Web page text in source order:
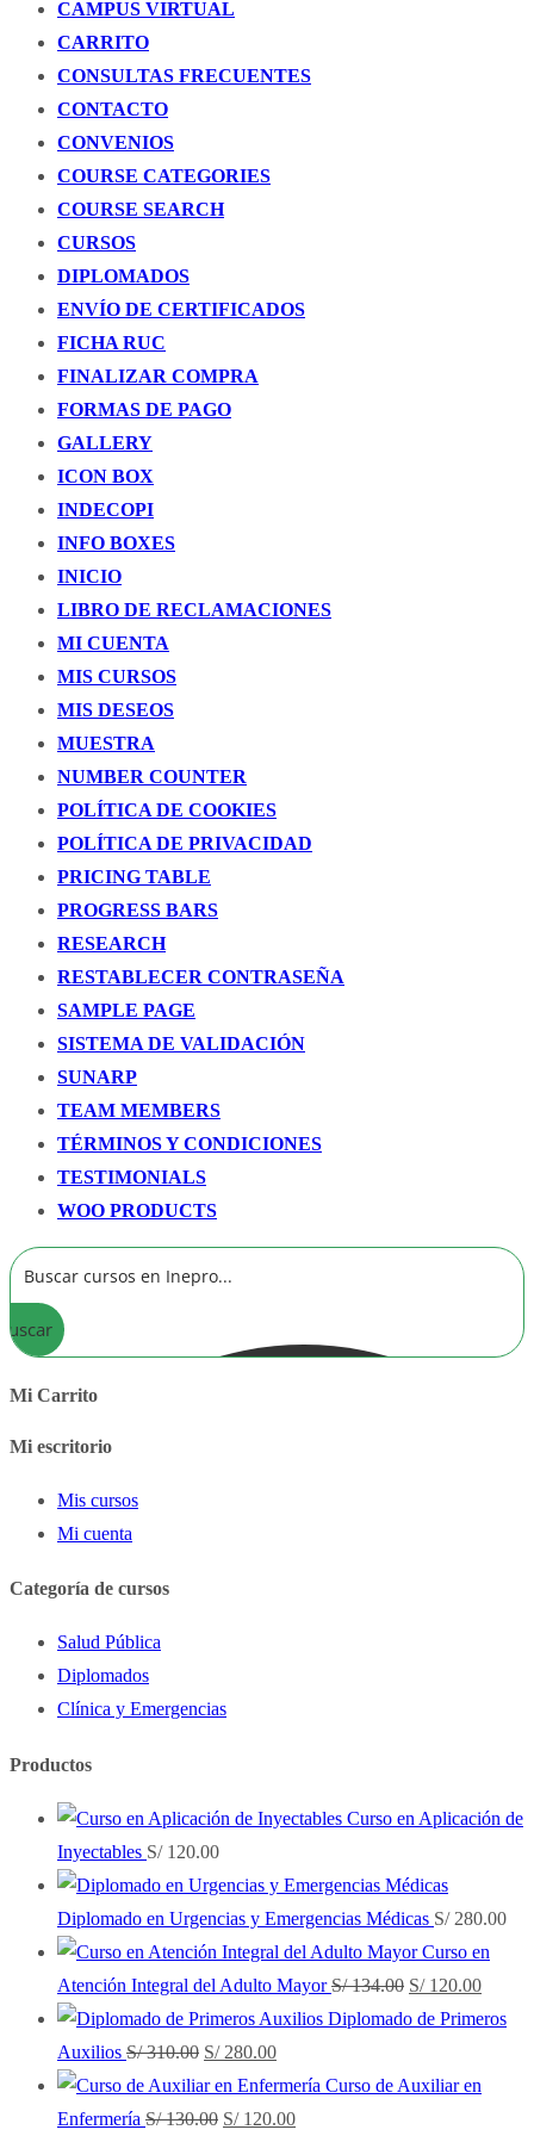
CAMPUS VIRTUAL
CARRITO
CONSULTAS FRECUENTES
CONTACTO
CONVENIOS
COURSE CATEGORIES
COURSE SEARCH
CURSOS
DIPLOMADOS
ENVÍO DE CERTIFICADOS
FICHA RUC
FINALIZAR COMPRA
FORMAS DE PAGO
GALLERY
ICON BOX
INDECOPI
INFO BOXES
INICIO
LIBRO DE RECLAMACIONES
MI CUENTA
MIS CURSOS
MIS DESEOS
MUESTRA
NUMBER COUNTER
POLÍTICA DE COOKIES
POLÍTICA DE PRIVACIDAD
PRICING TABLE
PROGRESS BARS
RESEARCH
RESTABLECER CONTRASEÑA
SAMPLE PAGE
SISTEMA DE VALIDACIÓN
SUNARP
TEAM MEMBERS
TÉRMINOS Y CONDICIONES
TESTIMONIALS
WOO PRODUCTS
Mi Carrito
Mi escritorio
Mis cursos
Mi cuenta
Categoría de cursos
Salud Pública
Diplomados
Clínica y Emergencias
Productos
Curso en Aplicación de
Inyectables S/120.00
Diplomado en Urgencias y Emergencias Médicas S/280.00
Curso en
Atención Integral del Adulto Mayor S/134.00 El
precio
era:
S/120.00El
precio
Diplomado de Primeros
Auxilios S/310.00 El
precio
original
S/280.00El
precio
actual
Curso de Auxiliar en
Enfermería S/130.00 El
S/120.00El